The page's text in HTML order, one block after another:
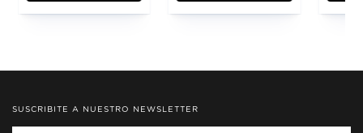
SUSCRIBITE A NUESTRO NEWSLETTER